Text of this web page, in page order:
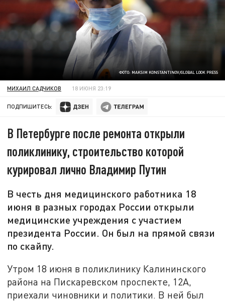
ФОТО: MAKSIM KONSTANTINOV/GLOBAL LOOK PRESS
МИХАИЛ САДЧИКОВ 18 ИЮНЯ 23:19
ПОДПИШИТЕСЬ:
В Петербурге после ремонта открыли
поликлинику, строительство которой
курировал лично Владимир Путин
В честь дня медицинского работника 18
июня в разных городах России открыли
медицинские учреждения с участием
президента России. Он был на прямой связи
по скайпу.
Утром 18 июня в поликлинику Калининского
района на Пискаревском проспекте, 12А,
приехали чиновники и политики. В ней был